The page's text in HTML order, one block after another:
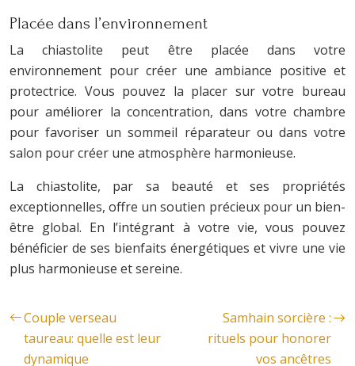
Placée dans l’environnement
La chiastolite peut être placée dans votre
environnement pour créer une ambiance positive et
protectrice. Vous pouvez la placer sur votre bureau
pour améliorer la concentration, dans votre chambre
pour favoriser un sommeil réparateur ou dans votre
salon pour créer une atmosphère harmonieuse.
La chiastolite, par sa beauté et ses propriétés
exceptionnelles, offre un soutien précieux pour un bien-
être global. En l’intégrant à votre vie, vous pouvez
bénéficier de ses bienfaits énergétiques et vivre une vie
plus harmonieuse et sereine.
Couple verseau
taureau: quelle est leur
dynamique
Samhain sorcière :
rituels pour honorer
vos ancêtres